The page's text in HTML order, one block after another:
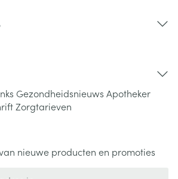
Gezondheidsnieuws Apotheker
Zorgtarieven
nieuwe producten en promoties